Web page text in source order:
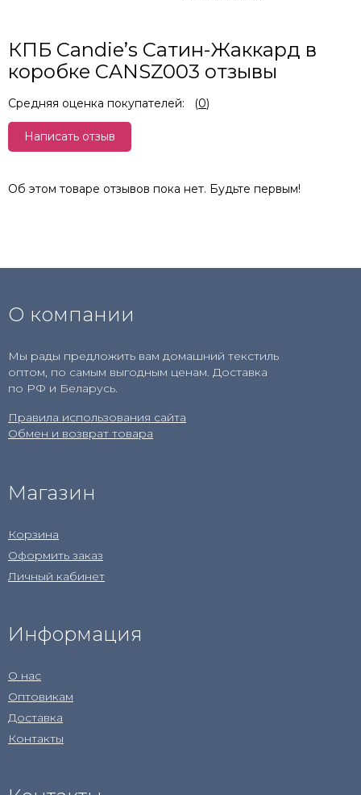
КПБ Candie’s Сатин-Жаккард в
коробке CANSZ003 отзывы
Средняя оценка покупателей: (0)
Написать отзыв
Об этом товаре отзывов пока нет. Будьте первым!
О компании
Мы рады предложить вам домашний текстиль
оптом, по самым выгодным ценам. Доставка
по РФ и Беларусь.
Правила использования сайта
Обмен и возврат товара
Магазин
Корзина
Оформить заказ
Личный кабинет
Информация
О нас
Оптовикам
Доставка
Контакты